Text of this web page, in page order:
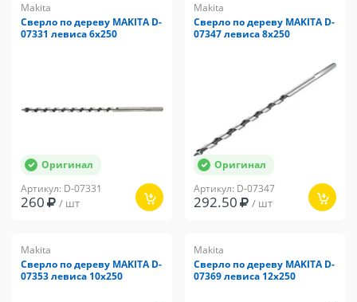
Makita
Сверло по дереву MAKITA D-
07331 левиса 6x250
Оригинал
Артикул: D-07331
260 / шт
Makita
Сверло по дереву MAKITA D-
07347 левиса 8x250
Оригинал
Артикул: D-07347
292.50 / шт
Makita
Сверло по дереву MAKITA D-
07353 левиса 10x250
Makita
Сверло по дереву MAKITA D-
07369 левиса 12x250